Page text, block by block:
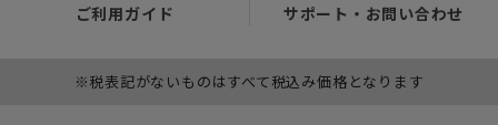
ご利用ガイド サポート・お問い合わせ
※税表記がないものはすべて税込み価格となります